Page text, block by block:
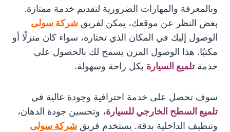
وبالمعرفة والمهارات الضرورية لتقديم خدمة ممتازة.
بغض النظر عن موقعك، يمكن لفريق شركة سولى
الوصول إليك في المكان الذي تختاره، سواء كان منزلًا أو
مكتبًا. هذا الوصول المرن يسمح لك بالحصول على
خدمةتلميع السيارة بكل راحة وسهولة.
سوف تحصل على خدمة احترافية وجودة عالية في
تلميع السطح الخارجي للسيارة، وتحسين جودة الدهان،
وتنظيف الداخلية بدقة. يستخدم فريق شركة سولى